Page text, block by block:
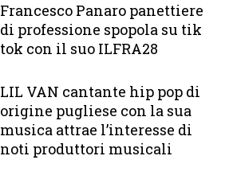
Francesco Panaro panettiere
di professione spopola su tik
tok con il suo ILFRA28
LIL VAN cantante hip pop di
origine pugliese con la sua
musica attrae l’interesse di
noti produttori musicali